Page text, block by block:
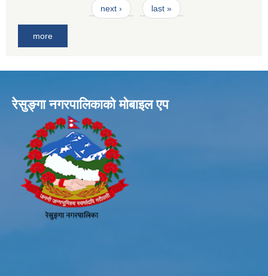
next › last »
more
रेसुङ्गा नगरपालिकाकाे माेबाइल एप